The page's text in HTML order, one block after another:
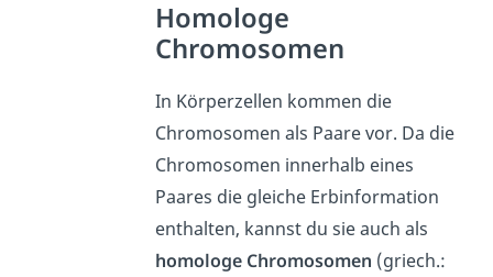
Homologe
Chromosomen
In Körperzellen kommen die
Chromosomen als Paare vor. Da die
Chromosomen innerhalb eines
Paares die gleiche Erbinformation
enthalten, kannst du sie auch als
homologe Chromosomen (griech.: